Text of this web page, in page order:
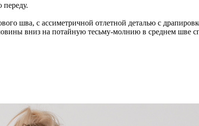
шва, с ассиметричной отлетной деталью с
вниз на потайную тесьму-молнию в среднем шве